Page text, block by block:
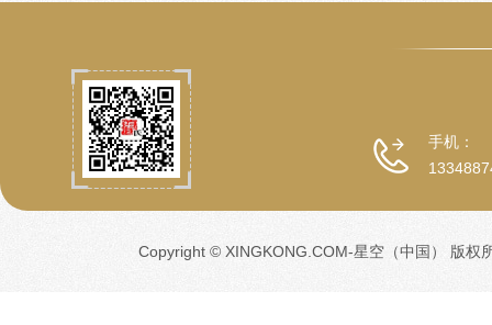
手机：
Copyright © XINGKONG.COM-星空（中国） 版权